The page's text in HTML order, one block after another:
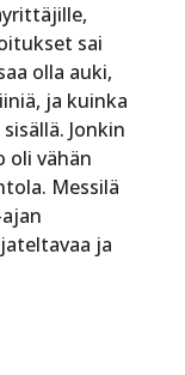
sai
olla auki,
ja kuinka
Jonkin
oli vähän
Messilä
ja